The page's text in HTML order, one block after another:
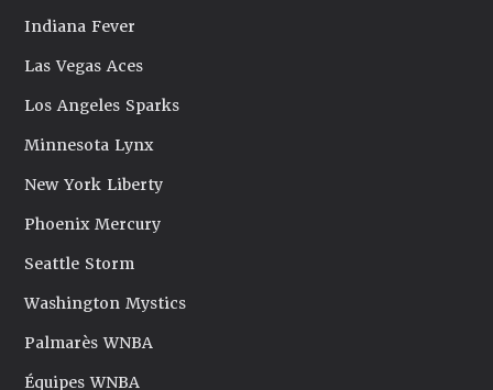
Indiana Fever
Las Vegas Aces
Los Angeles Sparks
Minnesota Lynx
New York Liberty
Phoenix Mercury
Seattle Storm
Washington Mystics
Palmarès WNBA
Équipes WNBA